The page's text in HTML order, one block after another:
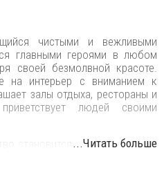
чистыми и вежливыми
главными героями в любом
своей безмолвной красоте.
на интерьер с вниманием к
залы отдыха, рестораны и
людей своими
становится сценой, которую
...Читать больше